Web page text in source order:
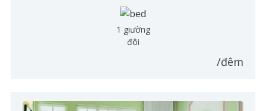
1 giường
đôi
/đêm